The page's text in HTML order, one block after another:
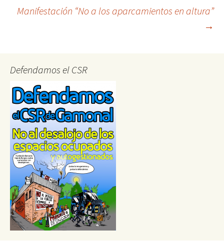
navigation
Manifestación “No a los aparcamientos en altura”
→
Defendamos el CSR